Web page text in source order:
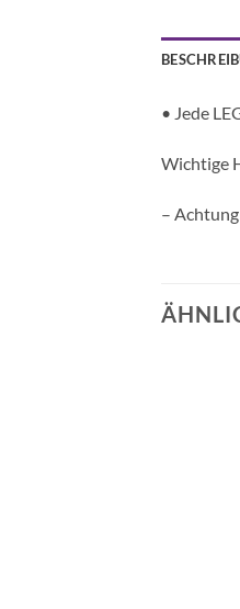
• Jede
Wichtige
–